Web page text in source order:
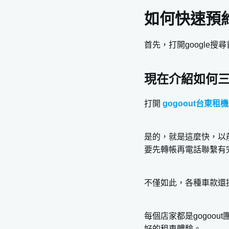
如何快速預
首先，打開google搜
現在介紹如何
打開 gogoout台東租
是的，就是這麼快，
要先轉帳再電話聯繫
不僅如此，各種車款
每個店家都是gogoout